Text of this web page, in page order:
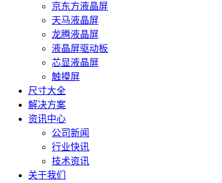
京东方液晶屏
天马液晶屏
龙腾液晶屏
液晶屏驱动板
芯显液晶屏
触摸屏
尺寸大全
解决方案
资讯中心
公司新闻
行业快讯
技术资讯
关于我们